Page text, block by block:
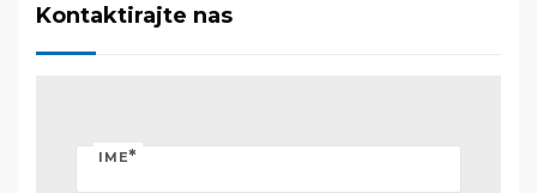
Kontaktirajte nas
IME*